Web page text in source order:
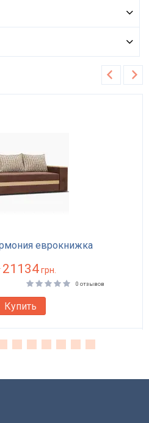
еврокнижка
21134грн.
0 отзывов
Купить